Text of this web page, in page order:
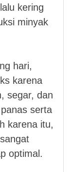
kering
minyak
hari,
karena
segar, dan
serta
karena itu,
optimal.